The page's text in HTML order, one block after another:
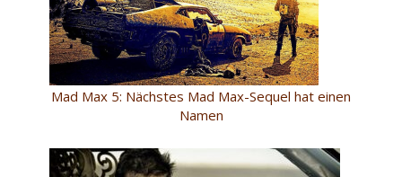
Mad Max 5: Nächstes Mad Max-Sequel hat einen
Namen